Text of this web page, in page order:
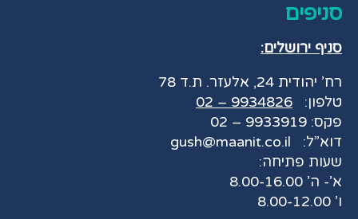
סניפים
סניף ירושלים:
רח’ יהודית 24, אלעזר. ת.ד 78
טלפון:
9934826 – 02
פקס: 9933919 – 02
דוא”ל:
שעות פתיחה:
א’- ה’ 8.00-16.00
ו’ 8.00-12.00